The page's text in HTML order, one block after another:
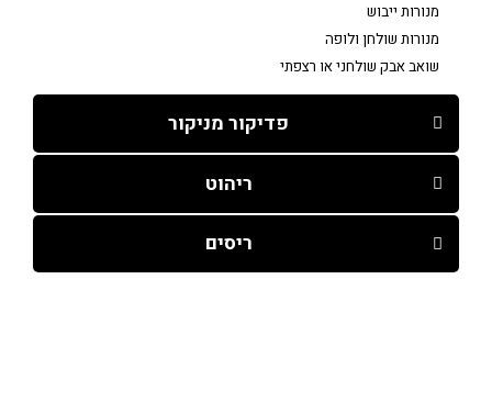
מנורות ייבוש
מנורות שולחן ולופה
שואב אבק שולחני או רצפתי
פדיקור מניקור
ריהוט
ריסים